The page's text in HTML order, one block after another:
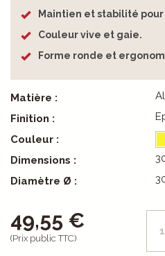
Maintien et stabilité
Couleur vive et gaie.
Forme ronde et
Matière :
Finition :
Couleur :
Dimensions :
Diamètre Ø :
49,55 €
(Prix public TTC)